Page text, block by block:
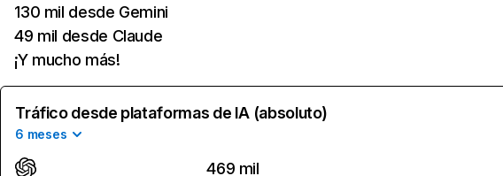
130 mil desde Gemini
49 mil desde Claude
¡Y mucho más!
Tráfico desde plataformas de IA (absoluto)
6 meses
469 mil